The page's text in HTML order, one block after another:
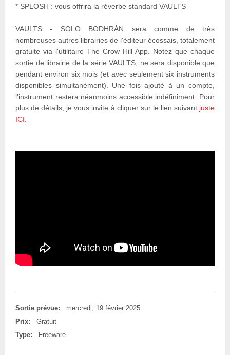
* SPLOSH : vous offrira la réverbe standard VAULTS
VAULTS - SOLO BODHRÁN sera comme de très
nombreuses autres librairies de l'éditeur écossais, totalement
gratuite via l'utilitaire The Crow Hill App. Notez que chaque
sortie de librairie de la série VAULTS, ne sera disponible que
pendant environ six mois (et avec seulement six instruments
disponibles simultanément). Une fois ajouté à un compte,
l'instrument restera néanmoins accessible indéfiniment. Pour
plus de détails, je vous invite à cliquer sur le lien suivantjuste
ICI.
Sortie prévue:
mercredi, 19 février 2025
Prix:
Gratuit
Type:
Freeware